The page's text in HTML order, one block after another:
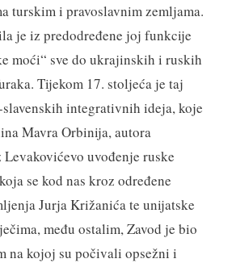
turskim i pravoslavnim zemljama.
je iz predodređene joj funkcije
moći“ sve do ukrajinskih i ruskih
Tijekom 17. stoljeća je taj
integrativnih ideja, koje
Mavra Orbinija, autora
uvođenje ruske
se kod nas kroz određene
Jurja Križanića te unijatske
među ostalim, Zavod je bio
na kojoj su počivali opsežni i